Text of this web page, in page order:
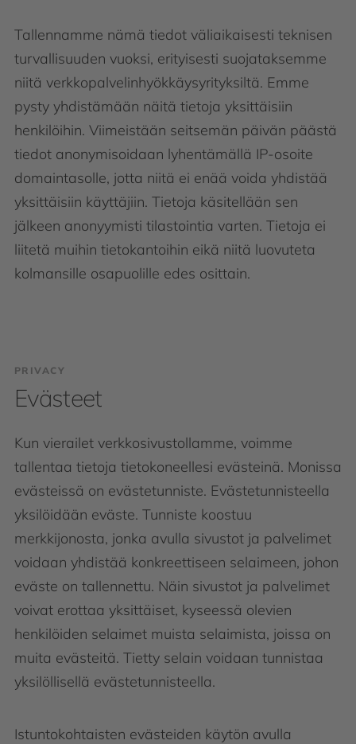
Tallennamme nämä tiedot väliaikaisesti teknisen
turvallisuuden vuoksi, erityisesti suojataksemme
niitä verkkopalvelinhyökkäysyrityksiltä. Emme
pysty yhdistämään näitä tietoja yksittäisiin
henkilöihin. Viimeistään seitsemän päivän päästä
tiedot anonymisoidaan lyhentämällä IP-osoite
domaintasolle, jotta niitä ei enää voida yhdistää
yksittäisiin käyttäjiin. Tietoja käsitellään sen
jälkeen anonyymisti tilastointia varten. Tietoja ei
liitetä muihin tietokantoihin eikä niitä luovuteta
kolmansille osapuolille edes osittain.
PRIVACY
Evästeet
Kun vierailet verkkosivustollamme, voimme
tallentaa tietoja tietokoneellesi evästeinä. Monissa
evästeissä on evästetunniste. Evästetunnisteella
yksilöidään eväste. Tunniste koostuu
merkkijonosta, jonka avulla sivustot ja palvelimet
voidaan yhdistää konkreettiseen selaimeen, johon
eväste on tallennettu. Näin sivustot ja palvelimet
voivat erottaa yksittäiset, kyseessä olevien
henkilöiden selaimet muista selaimista, joissa on
muita evästeitä. Tietty selain voidaan tunnistaa
yksilöllisellä evästetunnisteella.
Istuntokohtaisten evästeiden käytön avulla